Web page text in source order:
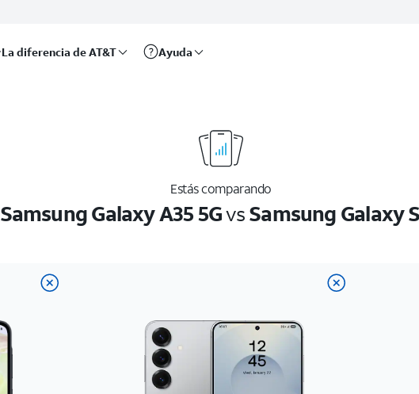
La diferencia de AT&T Ayuda
Estás comparando
Samsung Galaxy A35 5GvsSamsung Galaxy